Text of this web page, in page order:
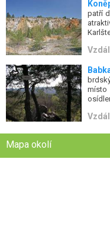
patří
místo
Mapa okolí